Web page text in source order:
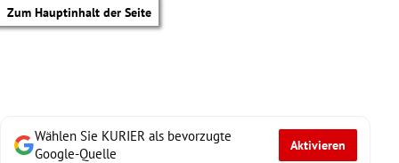
Zum Hauptinhalt der Seite
Wählen Sie KURIER als bevorzugte
Google-Quelle
Aktivieren